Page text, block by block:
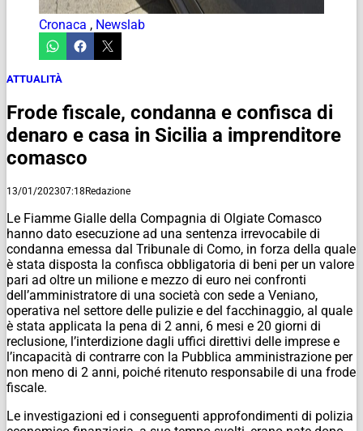
Cronaca , Newslab
ATTUALITÀ
Frode fiscale, condanna e confisca di
denaro e casa in Sicilia a imprenditore
comasco
13/01/202307:18Redazione
Le Fiamme Gialle della Compagnia di Olgiate Comasco
hanno dato esecuzione ad una sentenza irrevocabile di
condanna emessa dal Tribunale di Como, in forza della quale
è stata disposta la confisca obbligatoria di beni per un valore
pari ad oltre un milione e mezzo di euro nei confronti
dell’amministratore di una società con sede a Veniano,
operativa nel settore delle pulizie e del facchinaggio, al quale
è stata applicata la pena di 2 anni, 6 mesi e 20 giorni di
reclusione, l’interdizione dagli uffici direttivi delle imprese e
l’incapacità di contrarre con la Pubblica amministrazione per
non meno di 2 anni, poiché ritenuto responsabile di una frode
fiscale.
Le investigazioni ed i conseguenti approfondimenti di polizia